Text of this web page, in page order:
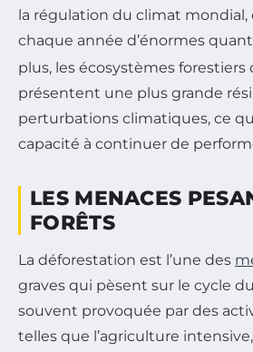
la régulation du climat mondial,
chaque année d’énormes
plus, les écosystèmes forestiers
présentent une plus grande
perturbations climatiques, ce
capacité à continuer de
LES MENACES
FORÊTS
La déforestation est l’une des
graves qui pèsent sur le cycle
souvent provoquée par des
telles que l’agriculture